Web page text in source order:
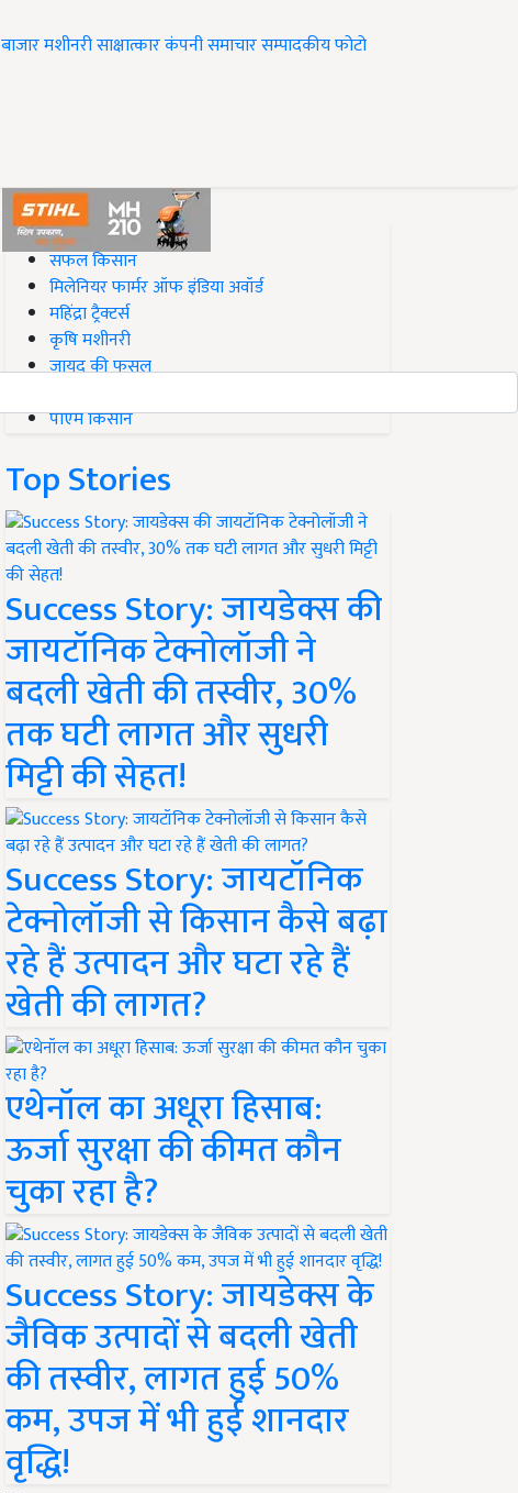
बाजारमशीनरीसाक्षात्कारकंपनी समाचारसम्पादकीयफोटो
#Top on Krishi Jagran
सफल किसान
मिलेनियर फार्मर ऑफ इंडिया अवॉर्ड
महिंद्रा ट्रैक्टर्स
कृषि मशीनरी
जायद की फसल
पीएम किसान
Top Stories
Success Story: जायडेक्स की
जायटॉनिक टेक्नोलॉजी ने
बदली खेती की तस्वीर, 30%
तक घटी लागत और सुधरी
मिट्टी की सेहत!
Success Story: जायटॉनिक
टेक्नोलॉजी से किसान कैसे बढ़ा
रहे हैं उत्पादन और घटा रहे हैं
खेती की लागत?
एथेनॉल का अधूरा हिसाब:
ऊर्जा सुरक्षा की कीमत कौन
चुका रहा है?
Success Story: जायडेक्स के
जैविक उत्पादों से बदली खेती
की तस्वीर, लागत हुई 50%
कम, उपज में भी हुई शानदार
वृद्धि!